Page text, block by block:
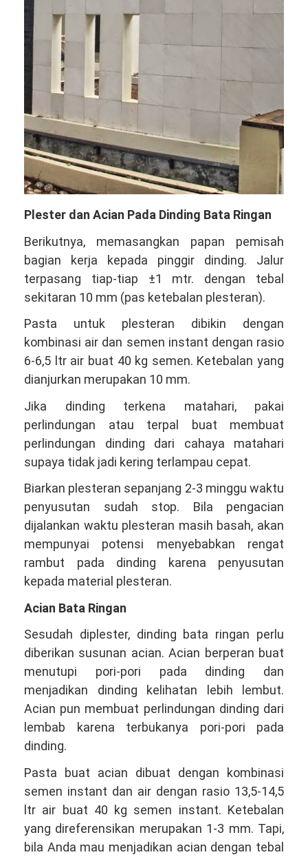
Plester dan Acian Pada Dinding Bata Ringan
Berikutnya, memasangkan papan pemisah
bagian kerja kepada pinggir dinding. Jalur
terpasang tiap-tiap ±1 mtr. dengan tebal
sekitaran 10 mm (pas ketebalan plesteran).
Pasta untuk plesteran dibikin dengan
kombinasi air dan semen instant dengan rasio
6-6,5 ltr air buat 40 kg semen. Ketebalan yang
dianjurkan merupakan 10 mm.
Jika dinding terkena matahari, pakai
perlindungan atau terpal buat membuat
perlindungan dinding dari cahaya matahari
supaya tidak jadi kering terlampau cepat.
Biarkan plesteran sepanjang 2-3 minggu waktu
penyusutan sudah stop. Bila pengacian
dijalankan waktu plesteran masih basah, akan
mempunyai potensi menyebabkan rengat
rambut pada dinding karena penyusutan
kepada material plesteran.
Acian Bata Ringan
Sesudah diplester, dinding bata ringan perlu
diberikan susunan acian. Acian berperan buat
menutupi pori-pori pada dinding dan
menjadikan dinding kelihatan lebih lembut.
Acian pun membuat perlindungan dinding dari
lembab karena terbukanya pori-pori pada
dinding.
Pasta buat acian dibuat dengan kombinasi
semen instant dan air dengan rasio 13,5-14,5
ltr air buat 40 kg semen instant. Ketebalan
yang direferensikan merupakan 1-3 mm. Tapi,
bila Anda mau menjadikan acian dengan tebal